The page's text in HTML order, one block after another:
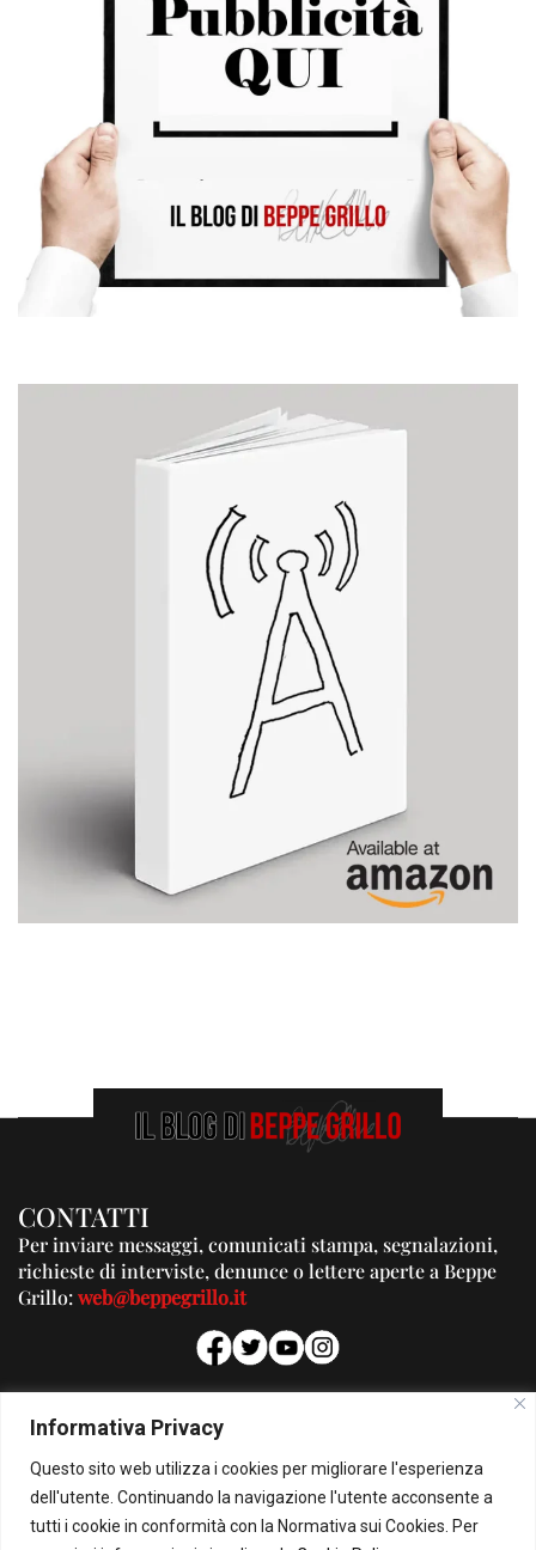
Informativa Privacy
Questo sito web utilizza i cookies per migliorare l'esperienza
dell'utente. Continuando la navigazione l'utente acconsente a
tutti i cookie in conformità con la Normativa sui Cookies. Per
CONTATTI
Per inviare messaggi, comunicati stampa, segnalazioni,
richieste di interviste, denunce o lettere aperte a Beppe
Grillo:web@beppegrillo.it
PUBBLICITA'
Per la tua pubblicità su questo Blog:
pubblicita@beppegrillo.it